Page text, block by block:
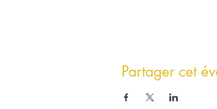
Partager cet